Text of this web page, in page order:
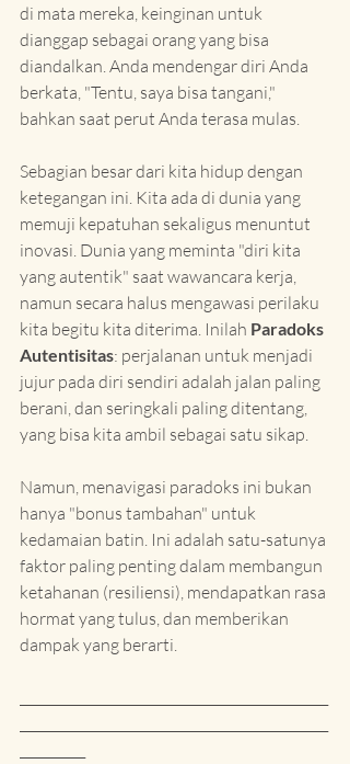
di mata mereka, keinginan untuk
dianggap sebagai orang yang bisa
diandalkan. Anda mendengar diri Anda
berkata, "Tentu, saya bisa tangani,"
bahkan saat perut Anda terasa mulas.
Sebagian besar dari kita hidup dengan
ketegangan ini. Kita ada di dunia yang
memuji kepatuhan sekaligus menuntut
inovasi. Dunia yang meminta "diri kita
yang autentik" saat wawancara kerja,
namun secara halus mengawasi perilaku
kita begitu kita diterima. Inilah Paradoks
Autentisitas: perjalanan untuk menjadi
jujur pada diri sendiri adalah jalan paling
berani, dan seringkali paling ditentang,
yang bisa kita ambil sebagai satu sikap.
Namun, menavigasi paradoks ini bukan
hanya "bonus tambahan" untuk
kedamaian batin. Ini adalah satu-satunya
faktor paling penting dalam membangun
ketahanan (resiliensi), mendapatkan rasa
hormat yang tulus, dan memberikan
dampak yang berarti.